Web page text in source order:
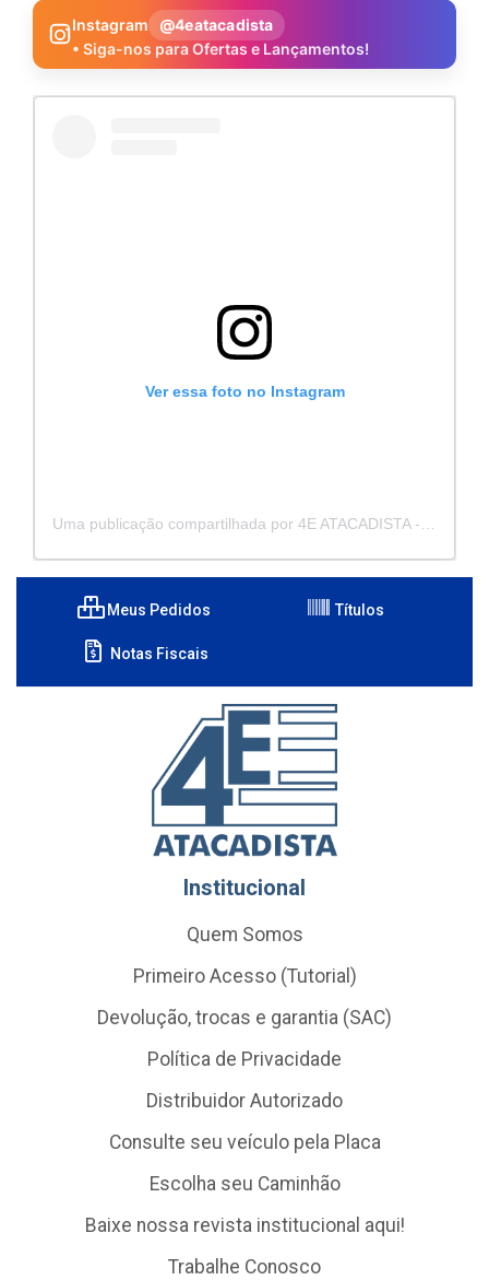
Instagram
@4eatacadista
• Siga-nos para Ofertas e Lançamentos!
Ver essa foto no Instagram
Meus Pedidos Títulos
Notas Fiscais
Institucional
Quem Somos
Primeiro Acesso (Tutorial)
Devolução, trocas e garantia (SAC)
Política de Privacidade
Distribuidor Autorizado
Consulte seu veículo pela Placa
Escolha seu Caminhão
Baixe nossa revista institucional aqui!
Trabalhe Conosco